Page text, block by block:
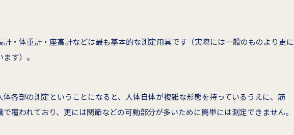
計・体重計・座高計などは最も基本的な測定用具です（実際には一般のものより更に
す）。
体各部の測定ということになると、人体自体が複雑な形態を持っているうえに、筋
覆われており、更には関節などの可動部分が多いために簡単には測定できません。